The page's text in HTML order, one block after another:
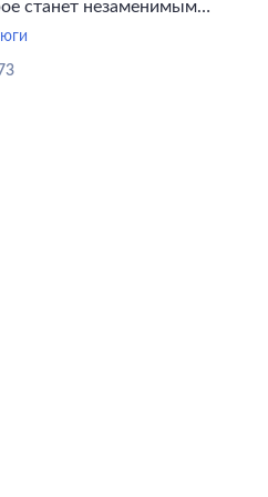
станет незаменимым
за одеждой.